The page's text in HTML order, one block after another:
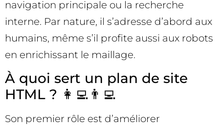
navigation principale ou la recherche
interne. Par nature, il s’adresse d’abord aux
humains, même s’il profite aussi aux robots
en enrichissant le maillage.
À quoi sert un plan de site
HTML ? 👩‍💻👨‍💻
Son premier rôle est d’améliorer